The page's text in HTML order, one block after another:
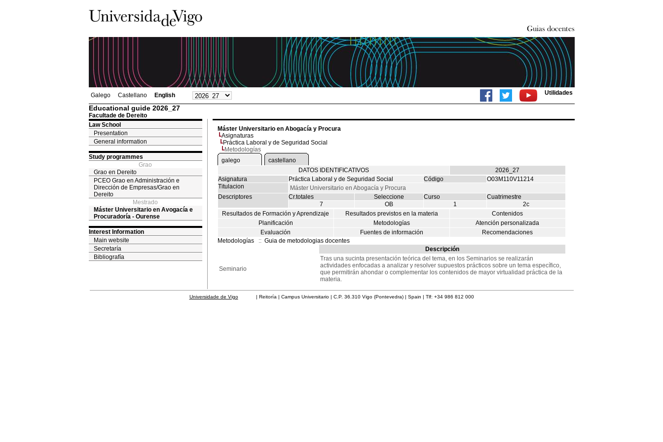
Galego Castellano English Utilidades
Educational guide 2026_27
Facultade de Dereito
Law School
Presentation
General information
Study programmes
Grao
Grao en Dereito
PCEO Grao en Administración e
Dirección de Empresas/Grao en
Dereito
Mestrado
Máster Universitario en Avogacía e
Procuradoría - Ourense
Interest Information
Main website
Secretaría
Bibliografía
Máster Universitario en Abogacía y Procura
Asignaturas
Práctica Laboral y de Seguridad Social
Metodologías
galego
castellano
DATOS IDENTIFICATIVOS
2026_27
Asignatura
Práctica Laboral y de Seguridad Social Código
O03M110V11214
Titulacion
Máster Universitario en Abogacía y Procura
Descriptores
Cr.totales Seleccione Curso
Cuatrimestre
7
OB 1
2c
Resultados de Formación y Aprendizaje
Resultados previstos en la materia
Contenidos
Planificación
Metodologías
Atención personalizada
Evaluación
Fuentes de información
Recomendaciones
Metodologías
:: Guia de metodologias docentes
Descripción
Seminario
Tras una sucinta presentación teórica del tema, en los Seminarios se realizarán
actividades enfocadas a analizar y resolver supuestos prácticos sobre un tema específico,
que permitirán ahondar o complementar los contenidos de mayor virtualidad práctica de la
materia.
Universidade de Vigo| Reitoría | Campus Universitario | C.P. 36.310 Vigo (Pontevedra) | Spain | Tlf: +34 986 812 000